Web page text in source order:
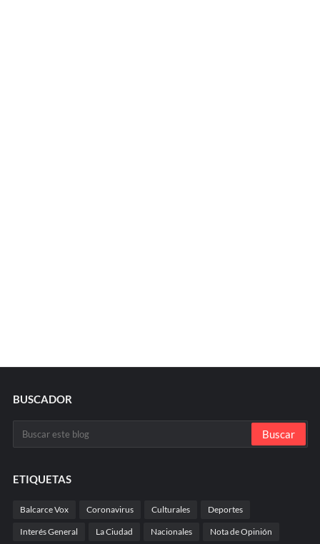
BUSCADOR
ETIQUETAS
Balcarce Vox Coronavirus Culturales Deportes
Interés General La Ciudad Nacionales Nota de Opinión